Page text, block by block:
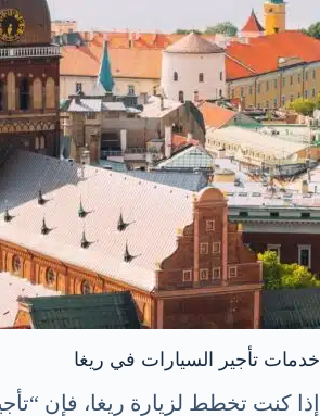
خدمات تأجير السيارات في ريغا